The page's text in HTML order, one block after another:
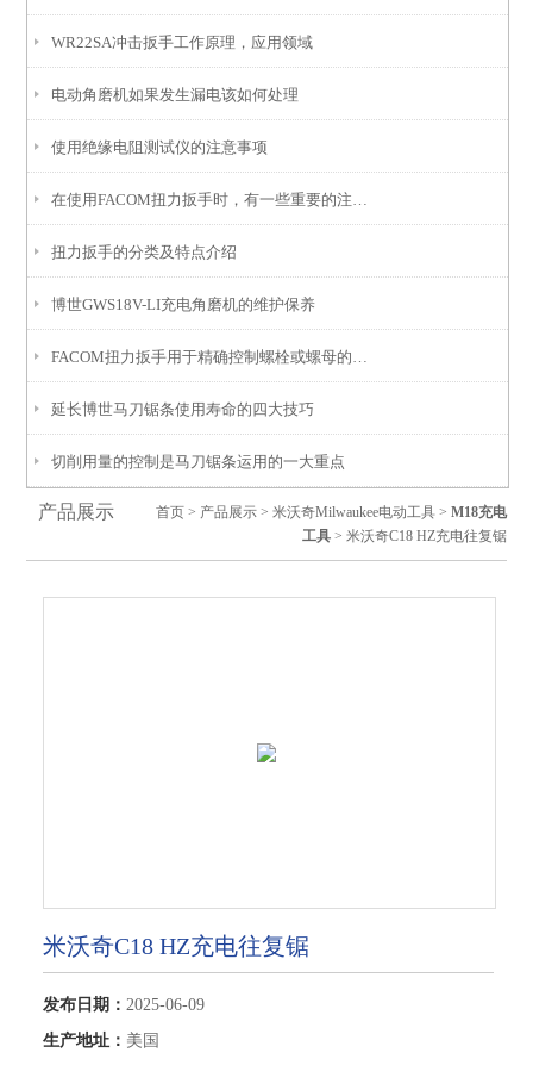
WR22SA冲击扳手工作原理，应用领域
电动角磨机如果发生漏电该如何处理
使用绝缘电阻测试仪的注意事项
扭力扳手的分类及特点介绍
博世GWS18V-LI充电角磨机的维护保养
延长博世马刀锯条使用寿命的四大技巧
切削用量的控制是马刀锯条运用的一大重点
产品展示 首页> 产品展示> 米沃奇Milwaukee电动工具> M18充电
工具> 米沃奇C18 HZ充电往复锯
米沃奇C18 HZ充电往复锯
发布日期： 2025-06-09
生产地址： 美国